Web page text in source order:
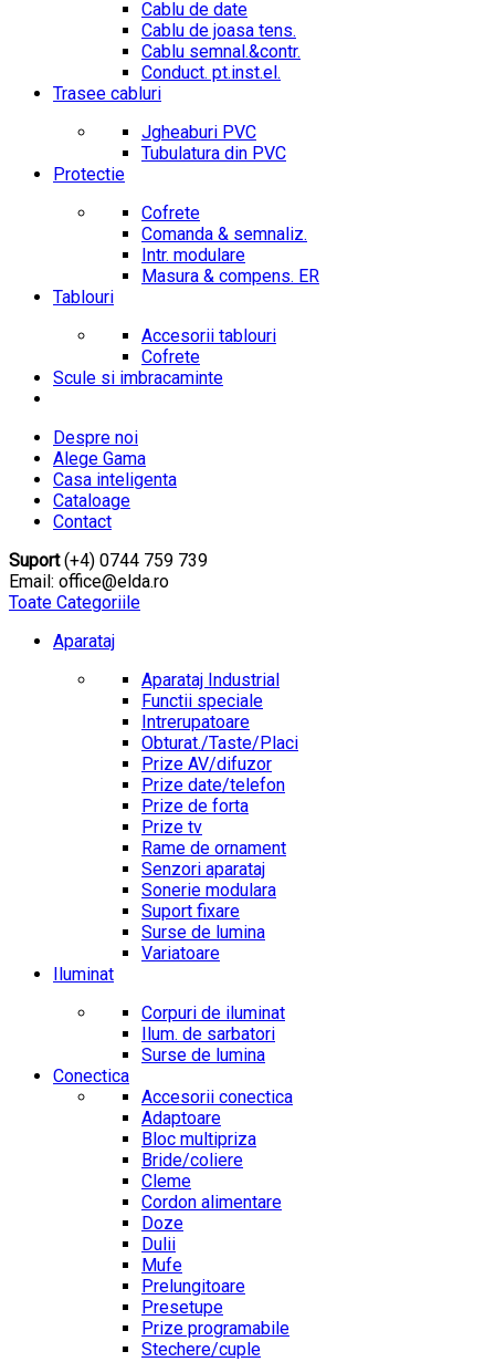
Cablu de date
Cablu de joasa tens.
Cablu semnal.&contr.
Conduct. pt.inst.el.
Trasee cabluri
Jgheaburi PVC
Tubulatura din PVC
Protectie
Cofrete
Comanda & semnaliz.
Intr. modulare
Masura & compens. ER
Tablouri
Accesorii tablouri
Cofrete
Scule si imbracaminte
Despre noi
Alege Gama
Casa inteligenta
Cataloage
Contact
Suport(+4) 0744 759 739
Email: office@elda.ro
Toate Categoriile
Aparataj
Aparataj Industrial
Functii speciale
Intrerupatoare
Obturat./Taste/Placi
Prize AV/difuzor
Prize date/telefon
Prize de forta
Prize tv
Rame de ornament
Senzori aparataj
Sonerie modulara
Suport fixare
Surse de lumina
Variatoare
Iluminat
Corpuri de iluminat
Ilum. de sarbatori
Surse de lumina
Conectica
Accesorii conectica
Adaptoare
Bloc multipriza
Bride/coliere
Cleme
Cordon alimentare
Doze
Dulii
Mufe
Prelungitoare
Presetupe
Prize programabile
Stechere/cuple